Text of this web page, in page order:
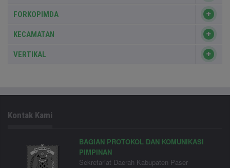
FORKOPIMDA
KECAMATAN
VERTIKAL
Kontak Kami
BAGIAN PROTOKOL DAN KOMUNIKASI
PIMPINAN
Sekretariat Daerah Kabupaten Paser